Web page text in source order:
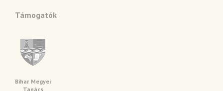
Támogatók
Bihar Megyei
Tanács